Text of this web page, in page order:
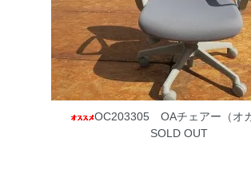
OC203305 OAチェアー（オカ
SOLD OUT